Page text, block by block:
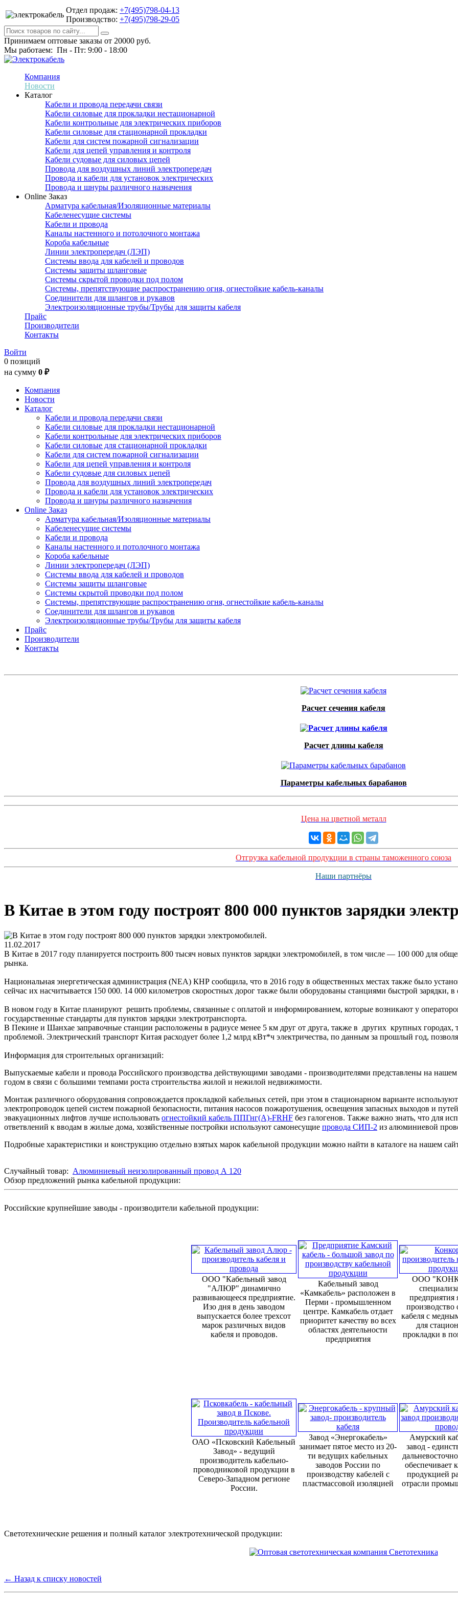
Отдел продаж: +7(495)798-04-13
Производство: +7(495)798-29-05
Принимаем оптовые заказы от 20000 руб.
Мы работаем: Пн - Пт: 9:00 - 18:00
Компания
Новости
Каталог
Кабели и провода передачи связи
Кабели силовые для прокладки нестационарной
Кабели контрольные для электрических приборов
Кабели силовые для стационарной прокладки
Кабели для систем пожарной сигнализации
Кабели для цепей управления и контроля
Кабели судовые для силовых цепей
Провода для воздушных линий электропередач
Провода и кабели для установок электрических
Провода и шнуры различного назначения
Online Заказ
Арматура кабельная/Изоляционные материалы
Кабеленесущие системы
Кабели и провода
Каналы настенного и потолочного монтажа
Короба кабельные
Линии электропередач (ЛЭП)
Системы ввода для кабелей и проводов
Системы защиты шланговые
Системы скрытой проводки под полом
Системы, препятствующие распространению огня, огнестойкие кабель-каналы
Соединители для шлангов и рукавов
Электроизоляционные трубы/Трубы для защиты кабеля
Прайс
Производители
Контакты
Войти
0 позиций
на сумму 0 ₽
Компания
Новости
Каталог
Кабели и провода передачи связи
Кабели силовые для прокладки нестационарной
Кабели контрольные для электрических приборов
Кабели силовые для стационарной прокладки
Кабели для систем пожарной сигнализации
Кабели для цепей управления и контроля
Кабели судовые для силовых цепей
Провода для воздушных линий электропередач
Провода и кабели для установок электрических
Провода и шнуры различного назначения
Online Заказ
Арматура кабельная/Изоляционные материалы
Кабеленесущие системы
Кабели и провода
Каналы настенного и потолочного монтажа
Короба кабельные
Линии электропередач (ЛЭП)
Системы ввода для кабелей и проводов
Системы защиты шланговые
Системы скрытой проводки под полом
Системы, препятствующие распространению огня, огнестойкие кабель-каналы
Соединители для шлангов и рукавов
Электроизоляционные трубы/Трубы для защиты кабеля
Прайс
Производители
Контакты
Расчет сечения кабеля
Расчет длины кабеля
Параметры кабельных барабанов
Цена на цветной металл
Отгрузка кабельной продукции в страны таможенного союза
Наши партнёры
В Китае в этом году построят 800 000 пунктов зарядки
11.02.2017
В Китае в 2017 году планируется построить 800 тысяч новых пунктов зарядки электромобилей, в том числе — 100 000 для
рынка.
Национальная энергетическая администрация (NEA) КНР сообщила, что в 2016 году в общественных местах также было
сейчас их насчитывается 150 000. 14 000 километров скоростных дорог также были оборудованы станциями быстрой зарядки,
В новом году в Китае планируют решить проблемы, связанные с оплатой и информированием, которые возникают у
государственные стандарты для пунктов зарядки электротранспорта.
В Пекине и Шанхае заправочные станции расположены в радиусе менее 5 км друг от друга, также в других крупных городах,
проблемой. Электрический транспорт Китая расходует более 1,2 млрд кВт*ч электричества, по данным за прошлый год,
Информация для строительных организаций:
Выпускаемые кабели и провода Российского производства действующими заводами - производителями представлены на
годом в связи с большими темпами роста строительства жилой и нежилой недвижимости.
Монтаж различного оборудования сопровождается прокладкой кабельных сетей, при этом в стационарном варианте
электропроводок цепей систем пожарной безопасности, питания насосов пожаротушения, освещения запасных выходов и
эвакуационных лифтов лучше использовать огнестойкий кабель ППГнг(А)-FRHF без галогенов. Также важно знать, что для
ответвлений к вводам в жилые дома, хозяйственные постройки используют самонесущие провода СИП-2 из алюминиевой
Подробные характеристики и конструкцию отдельно взятых марок кабельной продукции можно найти в каталоге на нашем
Случайный товар: Алюминиевый неизолированный провод А 120
Обзор предложений рынка кабельной продукции:
Российские крупнейшие заводы - производители кабельной продукции:
ООО "Кабельный завод
"АЛЮР" динамично
развивающееся предприятие.
Изо дня в день заводом
выпускается более трехсот
марок различных видов
кабеля и проводов.
Кабельный завод
«Камкабель» расположен в
Перми - промышленном
центре. Камкабель отдает
приоритет качеству во всех
областях деятельности
предприятия
ООО
предприятия
производство
кабеля с
для
прокладки в
ОАО «Псковский Кабельный
Завод» - ведущий
производитель кабельно-
проводниковой продукции в
Северо-Западном регионе
России.
Завод «Энергокабель»
занимает пятое место из 20-
ти ведущих кабельных
заводов России по
производству кабелей с
пластмассовой изоляцией
Амурский
завод -
обеспечивает
продукцией
отрасли
Светотехнические решения и полный каталог электротехнической продукции:
← Назад к списку новостей